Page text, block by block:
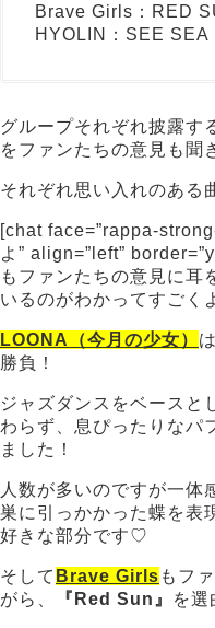
Brave Girls：RED
HYOLIN：SEE SEA
グループそれぞれ披露す
をファンたちの意見も聞
それぞれ思い入れのあ
[chat face=”rappa-
よ” align=”left”
もファンたちの意見に耳
いるのがわかってすごく
LOONA（今月の少女）
勝負！
ジャズダンスをベースと
わらず、息ぴったりなパ
ました！
人数が多いのですが一体
巣に引っかかった蝶を表
好きな部分です♡
そして Brave Girls もフ
がら、
『Red Sun』 を選